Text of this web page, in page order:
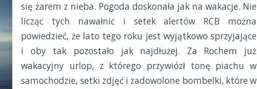
się żarem z nieba. Pogoda doskonała jak na wakacje. Nie
licząc tych nawałnic i setek alertów RCB można
powiedzieć, że lato tego roku jest wyjątkowo sprzyjające
i oby tak pozostało jak najdłużej. Za Rochem już
wakacyjny urlop, z którego przywiózł tonę piachu w
samochodzie, setki zdjęć i zadowolone bombelki, które w